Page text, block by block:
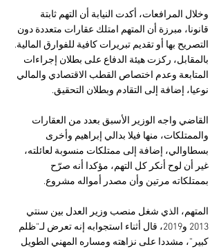
وخلال المرافعات، أكدت النيابة أن التهم ثابتة
قانونا، مبرزة أن المتهم امتلك عقارات متعددة دون
التصريح بها أو تقديم تبريرات كافية للفوارق المالية.
بالمقابل، ركزت هيئة الدفاع على بطلان إجراءات
المتابعة وعدم اختصاص القطب الاقتصادي والمالي
نوعيا، إضافة إلى التقادم وبطلان التحقيق.
القاضي واجه الوزير الأسبق بعدد من العقارات
والممتلكات، منها فيلا بدالي إبراهيم وأخرى
بسطاوالي، إضافة إلى ممتلكات منسوبة لعائلته،
غير أن لوح أنكر كل التهم، مؤكدا أنه صرّح
بممتلكاته مرتين وأن مصدر أمواله مشروع.
المتهم، الذي شغل منصب وزير العدل بين سنتي
2013 و2019، قال أثناء استجوابه إنه تعرض لـ“ظلم
كبير”، مشددا على نزاهته ومساره المهني الطويل